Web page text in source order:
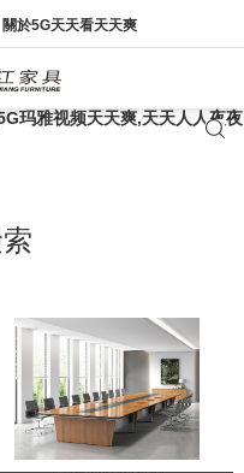
玛雅视频天天爽,天天人人夜夜
關於5G天天看天天爽